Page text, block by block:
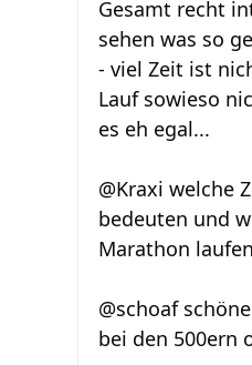
Gesamt recht
sehen was so
- viel Zeit ist
Lauf sowieso
es eh egal...
@Kraxi welche
bedeuten und
Marathon
@schoaf
bei den 500ern